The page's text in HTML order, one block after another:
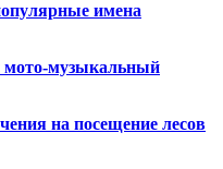
имена
мото-музыкальный
на посещение лесов